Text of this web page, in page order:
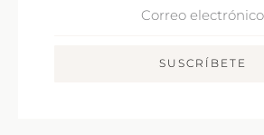
SUSCRÍBETE